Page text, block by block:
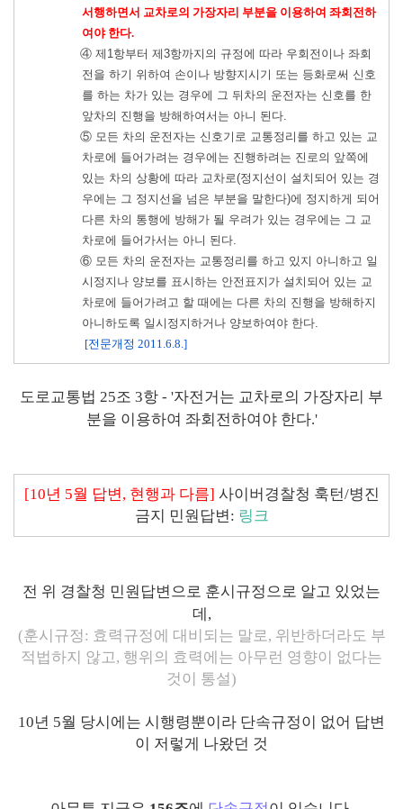
서행하면서 교차로의 가장자리 부분을 이용하여 좌회전하
여야 한다.
④ 제1항부터 제3항까지의 규정에 따라 우회전이나 좌회
전을 하기 위하여 손이나 방향지시기 또는 등화로써 신호
를 하는 차가 있는 경우에 그 뒤차의 운전자는 신호를 한
앞차의 진행을 방해하여서는 아니 된다.
⑤ 모든 차의 운전자는 신호기로 교통정리를 하고 있는 교
차로에 들어가려는 경우에는 진행하려는 진로의 앞쪽에
있는 차의 상황에 따라 교차로(정지선이 설치되어 있는 경
우에는 그 정지선을 넘은 부분을 말한다)에 정지하게 되어
다른 차의 통행에 방해가 될 우려가 있는 경우에는 그 교
차로에 들어가서는 아니 된다.
⑥ 모든 차의 운전자는 교통정리를 하고 있지 아니하고 일
시정지나 양보를 표시하는 안전표지가 설치되어 있는 교
차로에 들어가려고 할 때에는 다른 차의 진행을 방해하지
아니하도록 일시정지하거나 양보하여야 한다.
[전문개정 2011.6.8.]
도로교통법 25조 3항 - '자전거는 교차로의 가장자리 부
분을 이용하여 좌회전하여야 한다.'
[10년 5월 답변, 현행과 다름] 사이버경찰청 훅턴/병진
금지 민원답변: 링크
전 위 경찰청 민원답변으로 훈시규정으로 알고 있었는
데,
(훈시규정: 효력규정에 대비되는 말로, 위반하더라도 부
적법하지 않고, 행위의 효력에는 아무런 영향이 없다는
것이 통설)
10년 5월 당시에는 시행령뿐이라 단속규정이 없어 답변
이 저렇게 나왔던 것